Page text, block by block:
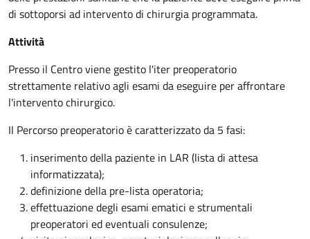
di sottoporsi ad intervento di chirurgia programmata.
Attività
Presso il Centro viene gestito l'iter preoperatorio
strettamente relativo agli esami da eseguire per affrontare
l'intervento chirurgico.
Il Percorso preoperatorio è caratterizzato da 5 fasi:
inserimento della paziente in LAR (lista di attesa
informatizzata);
definizione della pre-lista operatoria;
effettuazione degli esami ematici e strumentali
preoperatori ed eventuali consulenze;